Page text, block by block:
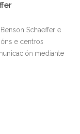
Schaeffer e
e centros
mediante